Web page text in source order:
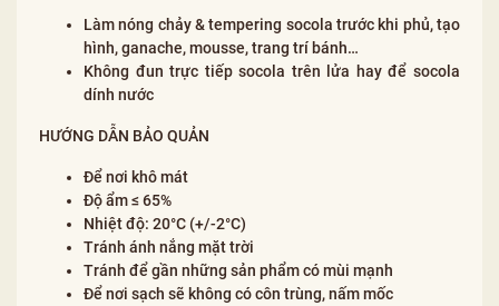
Làm nóng chảy & tempering socola trước khi phủ, tạo
hình, ganache, mousse, trang trí bánh…
Không đun trực tiếp socola trên lửa hay để socola
dính nước
HƯỚNG DẪN BẢO QUẢN
Để nơi khô mát
Độ ẩm ≤ 65%
Nhiệt độ: 20°C (+/-2°C)
Tránh ánh nắng mặt trời
Tránh để gần những sản phẩm có mùi mạnh
Để nơi sạch sẽ không có côn trùng, nấm mốc